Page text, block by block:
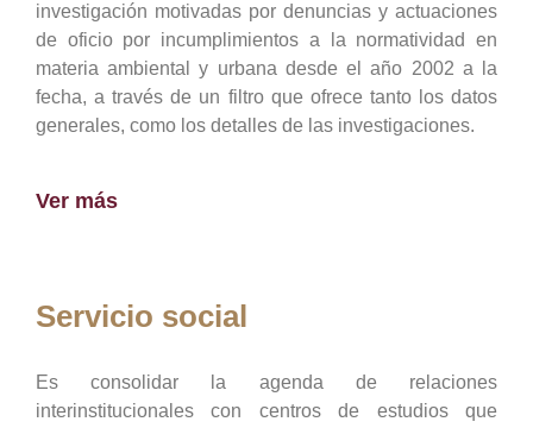
investigación motivadas por denuncias y actuaciones
de oficio por incumplimientos a la normatividad en
materia ambiental y urbana desde el año 2002 a la
fecha, a través de un filtro que ofrece tanto los datos
generales, como los detalles de las investigaciones.
Ver más
Servicio social
Es consolidar la agenda de relaciones
interinstitucionales con centros de estudios que